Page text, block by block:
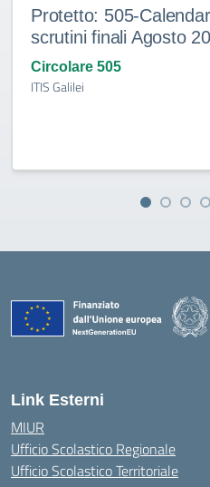
Protetto: 505-
scrutini finali Agosto
Circolare 505
ITIS Galilei
Link Esterni
MIUR
Ufficio Scolastico Regionale
Ufficio Scolastico Territoriale